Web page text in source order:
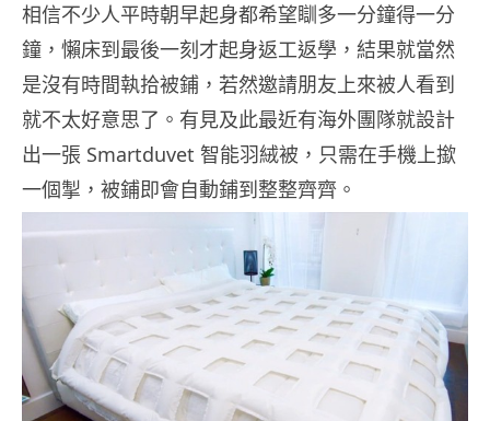
相信不少人平時朝早起身都希望瞓多一分鐘得一分
鐘，懶床到最後一刻才起身返工返學，結果就當然
是沒有時間執拾被鋪，若然邀請朋友上來被人看到
就不太好意思了。有見及此最近有海外團隊就設計
出一張 Smartduvet 智能羽絨被，只需在手機上撳
一個掣，被鋪即會自動鋪到整整齊齊。